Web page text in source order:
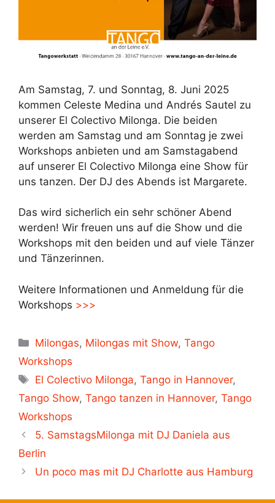
Am Samstag, 7. und Sonntag, 8. Juni 2025
kommen Celeste Medina und Andrés Sautel zu
unserer El Colectivo Milonga. Die beiden
werden am Samstag und am Sonntag je zwei
Workshops anbieten und am Samstagabend
auf unserer El Colectivo Milonga eine Show für
uns tanzen. Der DJ des Abends ist Margarete.
Das wird sicherlich ein sehr schöner Abend
werden! Wir freuen uns auf die Show und die
Workshops mit den beiden und auf viele Tänzer
und Tänzerinnen.
Weitere Informationen und Anmeldung für die
Workshops >>>
Kategorien
Milongas, Milongas mit Show,Tango
Workshops
Schlagwörter
El Colectivo Milonga,Tango in Hannover,
Tango Show, Tango tanzen in Hannover, Tango
Workshops
5. SamstagsMilonga mit DJ Daniela aus
Berlin
Un poco mas mit DJ Charlotte aus Hamburg